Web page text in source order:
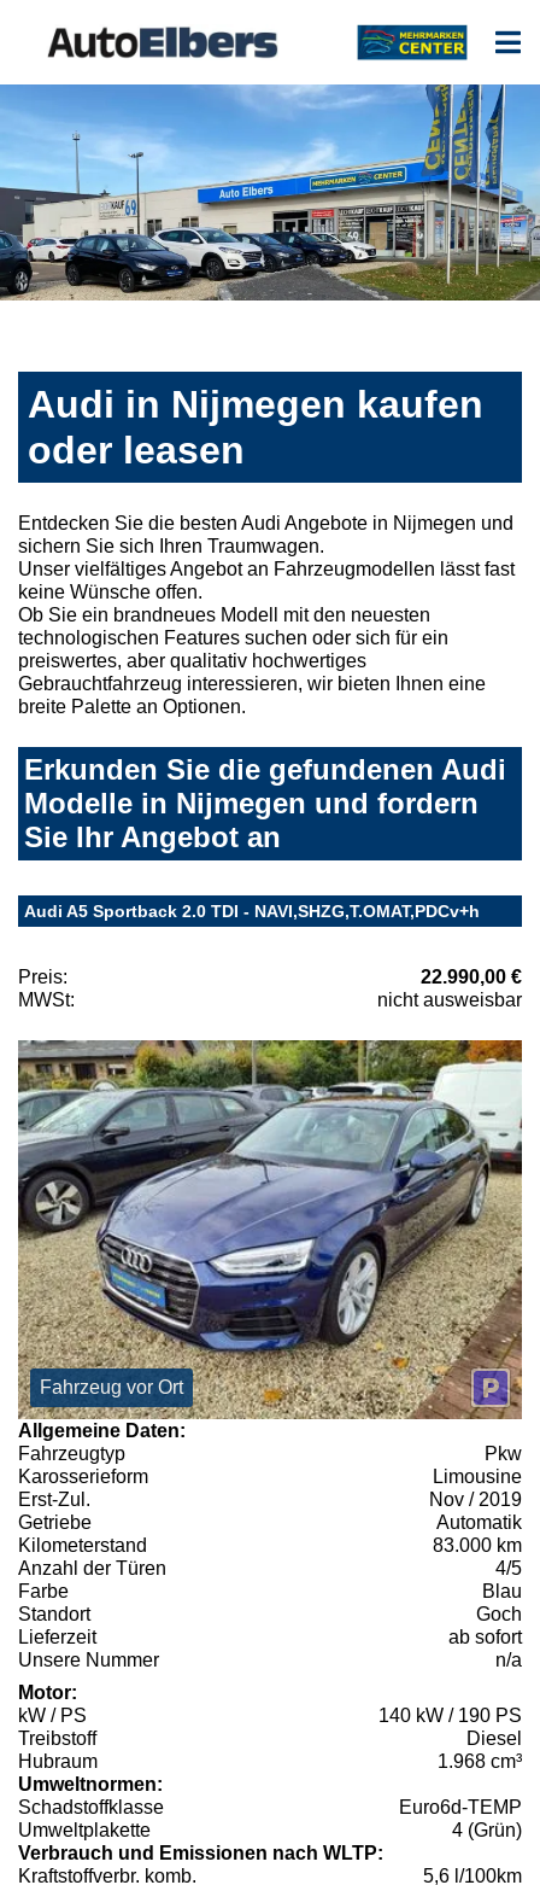
Audi in Nijmegen kaufen
oder leasen
Entdecken Sie die besten Audi Angebote in Nijmegen und
sichern Sie sich Ihren Traumwagen.
Unser vielfältiges Angebot an Fahrzeugmodellen lässt fast
keine Wünsche offen.
Ob Sie ein brandneues Modell mit den neuesten
technologischen Features suchen oder sich für ein
preiswertes, aber qualitativ hochwertiges
Gebrauchtfahrzeug interessieren, wir bieten Ihnen eine
breite Palette an Optionen.
Erkunden Sie die gefundenen Audi
Modelle in Nijmegen und fordern
Sie Ihr Angebot an
Audi A5 Sportback 2.0 TDI - NAVI,SHZG,T.OMAT,PDCv+h
Preis:
22.990,00 €
MWSt:
nicht ausweisbar
Fahrzeug vor Ort
Allgemeine Daten:
Fahrzeugtyp
Pkw
Karosserieform
Limousine
Erst-Zul.
Nov / 2019
Getriebe
Automatik
Kilometerstand
83.000 km
Anzahl der Türen
4/5
Farbe
Blau
Standort
Goch
Lieferzeit
ab sofort
Unsere Nummer
n/a
Motor:
kW / PS
140 kW / 190 PS
Treibstoff
Diesel
Hubraum
1.968 cm³
Umweltnormen:
Schadstoffklasse
Euro6d-TEMP
Umweltplakette
4 (Grün)
Verbrauch und Emissionen nach WLTP:
Kraftstoffverbr. komb.
5,6 l/100km